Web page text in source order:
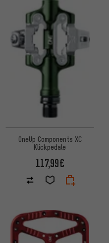
OneUp Components XC
Klickpedale
117,99€